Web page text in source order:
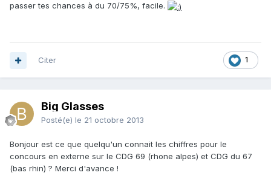
passer tes chances à du 70/75%, facile.
1
Citer
Big Glasses
Posté(e) le 21 octobre 2013
Bonjour est ce que quelqu'un connait les chiffres pour le
concours en externe sur le CDG 69 (rhone alpes) et CDG du 67
(bas rhin) ? Merci d'avance !